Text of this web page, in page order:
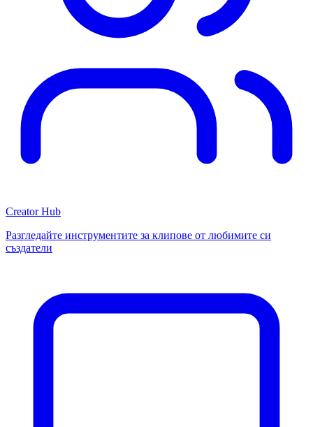
Creator Hub
Разгледайте инструментите за клипове от любимите си
създатели